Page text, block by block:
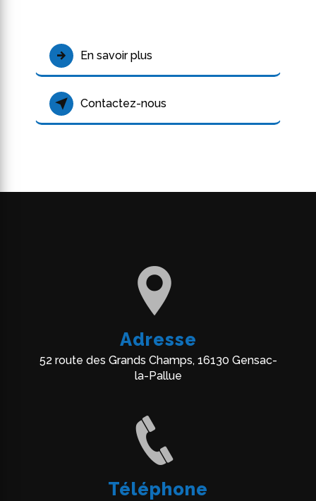
En savoir plus
Contactez-nous
Adresse
52 route des Grands Champs, 16130 Gensac-
la-Pallue
Téléphone